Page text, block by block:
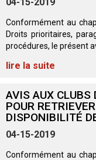
Berger anglais
Berger polonais de
Puli
Schapendoes
Chien Ibizan
Lévrier irlandais
Elkhound
Lundehund
Terrier tibétain
Xoloitzcuintli
Setter irlandais
Épagneul cocker
Épagneul bleu de
Épagneul breton
Terrier de Norwich
Terrier du révérend
Terrier Russell
Schnauzer (nain)
Caniche (nain)
Carlin
Terrier à poil
Fox terrier miniature
Grand bouvier suisse
Chien du Groenland
Chien d’ours de
Komondor
Top Dogs
Conformément au
Droits prioritaires,
procédures, le présent
lire la suite
AVIS AUX CLUBS
POUR
DISPONIBILITÉ
04-15-2019
Conformément au